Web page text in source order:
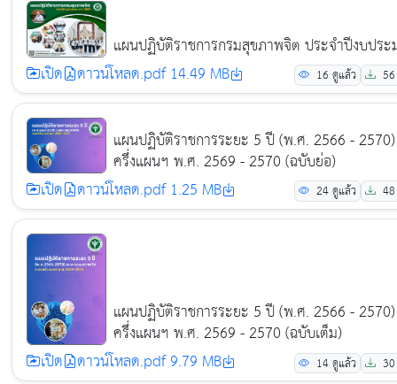
แผนปฏิบัติราชการกรมสุขภาพจิต ประจำปีงบปร
เปิด ดาวน์โหลด.pdf 14.49 MB 16 ดูแล้ว 56
แผนปฏิบัติราชการระยะ 5 ปี (พ.ศ. 2566 -
ครึ่งแผนฯ พ.ศ. 2569 - 2570 (ฉบับย่อ)
เปิด ดาวน์โหลด.pdf 1.25 MB 24ดูแล้ว 48
แผนปฏิบัติราชการระยะ 5 ปี (พ.ศ. 2566 -
ครึ่งแผนฯ พ.ศ. 2569 - 2570 (ฉบับเต็ม)
เปิด ดาวน์โหลด.pdf 9.79 MB 14ดูแล้ว 30